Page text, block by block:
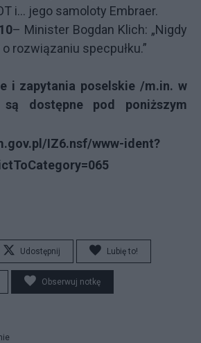
i… jego samoloty Embraer.
– Minister Bogdan Klich: „Nigdy
rozwiązaniu specpułku.”
i zapytania poselskie /m.in. w
dostępne pod poniższym
IZ6.nsf/www-ident?
Udostępnij Lubię to!
Obserwuj notkę